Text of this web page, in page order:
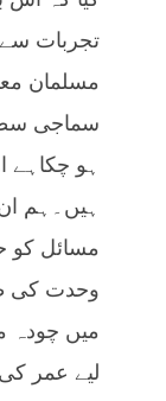
تجربات
مسلمان
سماجی سطح
ہو چکاہے
ہیں۔ہم
مسائل کو
وحدت کی
میں چودہ
لیے عمر